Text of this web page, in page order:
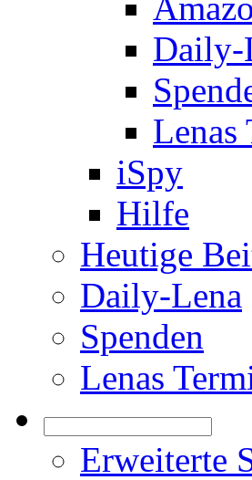
Daily-
Lenas
iSpy
Hilfe
Heutige
Daily-Lena
Spenden
Lenas
Erweiterte